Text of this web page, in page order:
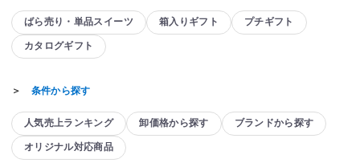
ばら売り・単品スイーツ 箱入りギフト プチギフト
カタログギフト
＞ 条件から探す
人気売上ランキング 卸価格から探す ブランドから探す
オリジナル対応商品